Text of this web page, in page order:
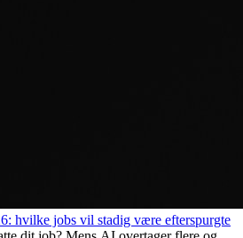
hvilke jobs vil stadig være efterspurgte